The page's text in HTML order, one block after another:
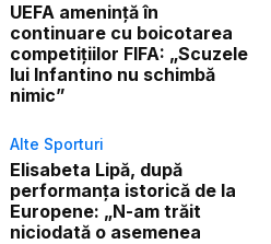
UEFA amenință în
continuare cu boicotarea
competițiilor FIFA: „Scuzele
lui Infantino nu schimbă
nimic”
Alte Sporturi
Elisabeta Lipă, după
performanța istorică de la
Europene: „N-am trăit
niciodată o asemenea